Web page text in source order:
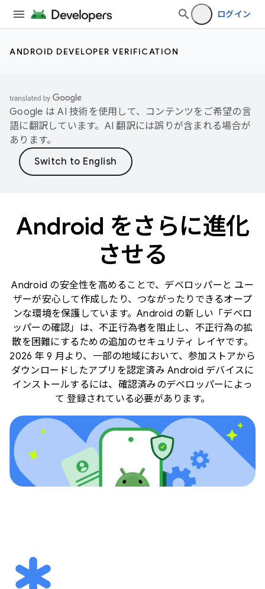
ログイン
ANDROID DEVELOPER VERIFICATION
Google は AI 技術を使用して、コンテンツをご希望の言
語に翻訳しています。AI 翻訳には誤りが含まれる場合が
あります。
Android をさらに進化
させる
Android の安全性を高めることで、デベロッパーと ユー
ザーが安心して作成したり、つながったりできるオープ
ンな環境を保護しています。Android の新しい「デベロ
ッパーの確認」は、不正行為者を阻止し、不正行為の拡
散を困難にするための追加のセキュリティ レイヤです。
2026 年 9 月より、一部の地域において、参加ストアから
ダウンロードしたアプリを認定済み Android デバイスに
インストールするには、確認済みのデベロッパーによっ
て 登録されている必要があります。